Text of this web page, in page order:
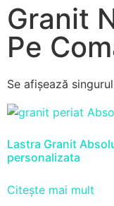
Granit
Pe
Se afișează
Lastra Granit
personalizata
Citește mai mult